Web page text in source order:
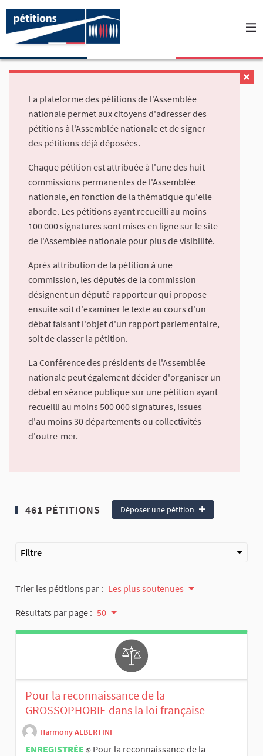
La plateforme des pétitions de l'Assemblée
nationale permet aux citoyens d'adresser des
pétitions à l'Assemblée nationale et de signer
des pétitions déjà déposées.
Chaque pétition est attribuée à l'une des huit
commissions permanentes de l'Assemblée
nationale, en fonction de la thématique qu'elle
aborde. Les pétitions ayant recueilli au moins
100 000 signatures sont mises en ligne sur le site
de l'Assemblée nationale pour plus de visibilité.
Après attribution de la pétition à une
commission, les députés de la commission
désignent un député-rapporteur qui propose
ensuite soit d'examiner le texte au cours d'un
débat faisant l'objet d'un rapport parlementaire,
soit de classer la pétition.
La Conférence des présidents de l'Assemblée
nationale peut également décider d'organiser un
débat en séance publique sur une pétition ayant
recueilli au moins 500 000 signatures, issues
d'au moins 30 départements ou collectivités
d'outre-mer.
461 PÉTITIONS Déposer une pétition
Filtre
Trier les pétitions par : Les plus soutenues
Résultats par page : 50
Pour la reconnaissance de la
GROSSOPHOBIE dans la loi française
Harmony ALBERTINI
ENREGISTRÉE ✊ Pour la reconnaissance de la